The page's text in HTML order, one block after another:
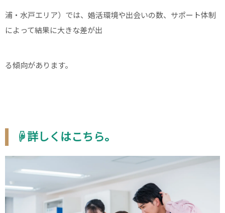
浦・水戸エリア）では、婚活環境や出会いの数、サポート体制
によって結果に大きな差が出
る傾向があります。
☟詳しくはこちら。